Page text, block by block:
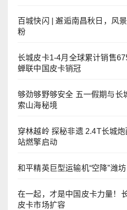
百城快闪 | 邂逅南昌秋日，风
粉
长城皮卡1-4月全球累计销售
蝉联中国皮卡销冠
够劲够野够安全 五一假期与长
索山海秘境
穿林越岭 探秘非遗 2.4T长城
站燃擎启动
和平精英巨型运输机“空降”潍
在一起，才是中国皮卡力量！
皮卡市场扩容